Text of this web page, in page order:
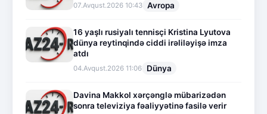
07.Avqust.2026 10:43 Avropa
16 yaşlı rusiyalı tennisçi Kristina Lyutova
dünya reytinqində ciddi irəliləyişə imza
atdı
04.Avqust.2026 11:06 Dünya
Davina Makkol xərçənglə mübarizədən
sonra televiziya fəaliyyətinə fasilə verir